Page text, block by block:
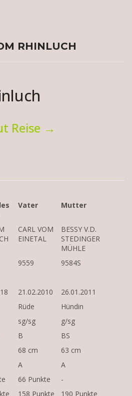
RHINLUCH
Reise →
Vater Mutter
CARL VOM
EINETAL
BESSY V.D.
STEDINGER
MÜHLE
9559
9584S
21.02.2010
26.01.2011
Rüde
Hündin
sg/sg
g/sg
B
BS
68 cm
63 cm
A
A
66 Punkte
-
158 Punkte
190 Punkte